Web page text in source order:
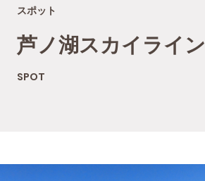
スポット
芦ノ湖スカイライン
SPOT